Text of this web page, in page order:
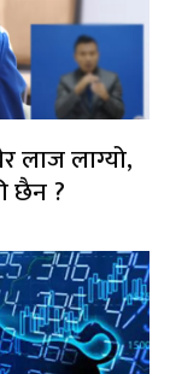
लाज लाग्यो,
छैन ?